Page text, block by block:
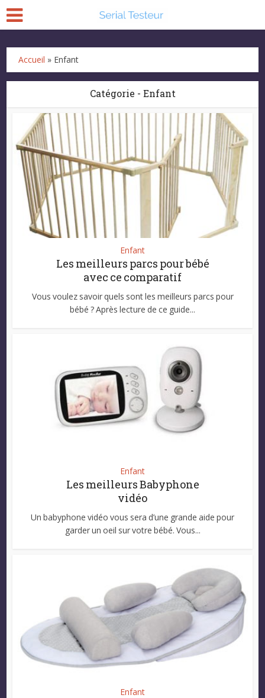
Accueil » Enfant
Catégorie - Enfant
Enfant
Les meilleurs parcs pour bébé
avec ce comparatif
Vous voulez savoir quels sont les meilleurs parcs pour
bébé ? Après lecture de ce guide...
Enfant
Les meilleurs Babyphone
vidéo
Un babyphone vidéo vous sera d’une grande aide pour
garder un oeil sur votre bébé. Vous...
Enfant